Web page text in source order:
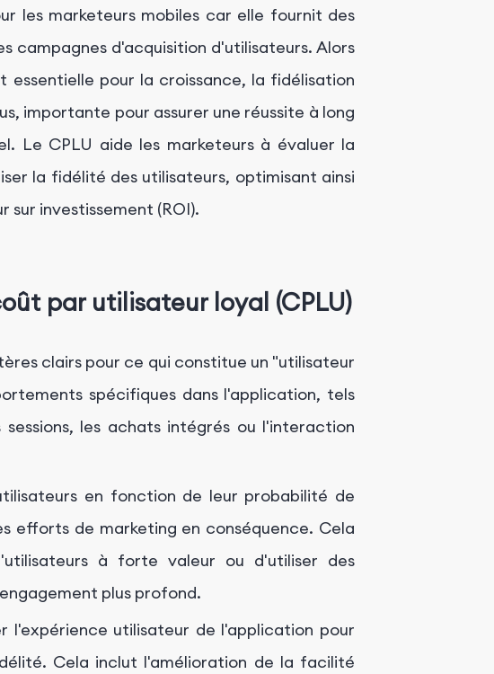
les marketeurs mobiles car elle fournit des
d'acquisition d'utilisateurs. Alors
essentielle pour la croissance, la fidélisation
importante pour assurer une réussite à long
Le CPLU aide les marketeurs à évaluer la
la fidélité des utilisateurs, optimisant ainsi
investissement (ROI).
par utilisateur loyal (CPLU)
clairs pour ce qui constitue un "utilisateur
spécifiques dans l'application, tels
les achats intégrés ou l'interaction
en fonction de leur probabilité de
efforts de marketing en conséquence. Cela
à forte valeur ou d'utiliser des
plus profond.
l'expérience utilisateur de l'application pour
Cela inclut l'amélioration de la facilité